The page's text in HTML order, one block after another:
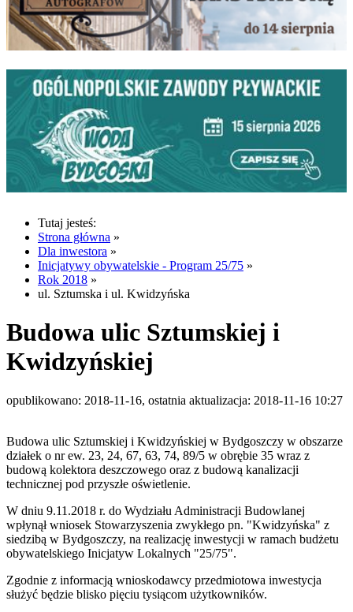
Tutaj jesteś:
Strona główna »
Dla inwestora »
Inicjatywy obywatelskie - Program 25/75 »
Rok 2018 »
ul. Sztumska i ul. Kwidzyńska
Budowa ulic Sztumskiej i
Kwidzyńskiej
opublikowano: 2018-11-16, ostatnia aktualizacja: 2018-11-16 10:27
Budowa ulic Sztumskiej i Kwidzyńskiej w Bydgoszczy w obszarze
działek o nr ew. 23, 24, 67, 63, 74, 89/5 w obrębie 35 wraz z
budową kolektora deszczowego oraz z budową kanalizacji
technicznej pod przyszłe oświetlenie.
W dniu 9.11.2018 r. do Wydziału Administracji Budowlanej
wpłynął wniosek Stowarzyszenia zwykłego pn. "Kwidzyńska" z
siedzibą w Bydgoszczy, na realizację inwestycji w ramach budżetu
obywatelskiego Inicjatyw Lokalnych "25/75".
Zgodnie z informacją wnioskodawcy przedmiotowa inwestycja
służyć będzie blisko pięciu tysiącom użytkowników.